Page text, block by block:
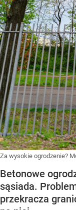
Za wysokie ogrodzenie?
Betonowe
sąsiada.
przekracza